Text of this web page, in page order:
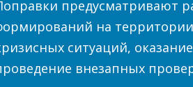
предусматривают
на
ситуаций,
внезапных